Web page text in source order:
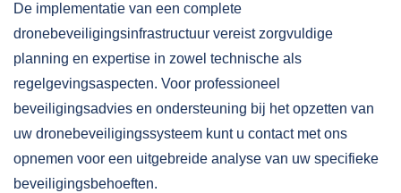
De implementatie van een complete
dronebeveiligingsinfrastructuur vereist zorgvuldige
planning en expertise in zowel technische als
regelgevingsaspecten. Voor professioneel
beveiligingsadvies en ondersteuning bij het opzetten van
uw dronebeveiligingssysteem kunt u contactmet ons
opnemen voor een uitgebreide analyse van uw specifieke
beveiligingsbehoeften.